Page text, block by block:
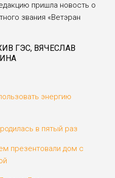
пришла новость о
звания «Ветэран
ГЭС, ВЯЧЕСЛАВ
энергию
в пятый раз
презентовали дом с